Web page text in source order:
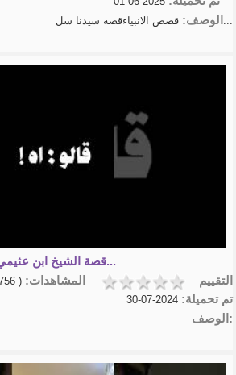
الوصف: قصص الانبياءقصة سيدنا سل...
قصة الشيخ ابن عثيمي...
التقييم
المشاهدات: ( 12756 )
تم تحميلة: 2024-07-30
الوصف: